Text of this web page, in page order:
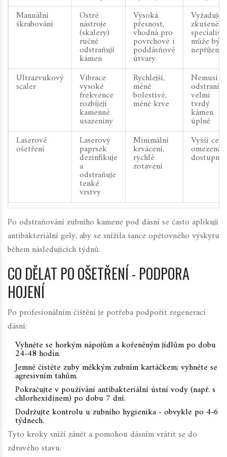
Manuální
škrabování
Ostré
nástroje
(skalery)
ručně
odstraňují
kámen
Vysoká
přesnost,
vhodná pro
povrchové i
poddásňové
útvary
Vyžaduje
zkušeného
může být
Ultrazvukový
scaler
Vibrace
vysoké
frekvence
rozbíjejí
kamenné
usazeniny
Rychlejší,
méně
bolestivé,
méně krve
Nemusí
odstranit
velmi
tvrdý
kámen
úplně
Laserové
ošetření
Laserový
paprsek
dezinfikuje
a
odstraňuje
tenké
vrstvy
Minimální
krvácení,
rychlé
zotavení
Vyšší
omezená
Po odstraňování zubního kamene pod dásní se často aplikují
antibakteriální gely, aby se snížila šance opětovného výskytu
během následujících týdnů.
CO DĚLAT PO OŠETŘENÍ - PODPORA
HOJENÍ
Po profesionálním čištění je potřeba podpořit regeneraci
dásní:
Vyhněte se horkým nápojům a kořeněným jídlům po dobu
24-48 hodin.
Jemně čistěte zuby měkkým zubním kartáčkem; vyhněte se
agresivním tahům.
Pokračujte v používání antibakteriální ústní vody (např. s
chlorhexidinem) po dobu 7 dní.
Dodržujte kontrolu u zubního hygienika - obvykle po 4-6
týdnech.
Tyto kroky sníží zánět a pomohou dásním vrátit se do
zdravého stavu.